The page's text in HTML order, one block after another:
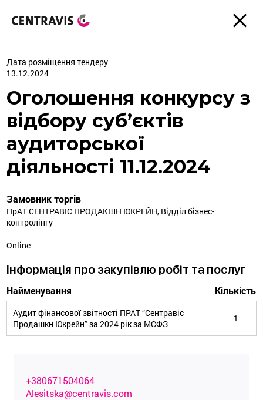
Дата розміщення тендеру
13.12.2024
Оголошення конкурсу з
відбору суб’єктів
аудиторської
діяльності 11.12.2024
Замовник торгів
ПрАТ СЕНТРАВІС ПРОДАКШН ЮКРЕЙН, Відділ бізнес-
контролінгу
Online
Інформація про закупівлю робіт та послуг
Найменування Кількість
Аудит фінансової звітності ПРАТ “Сентравіс
Продашкн Юкрейн” за 2024 рік за МСФЗ
1
+380671504064
Alesitska@centravis.com